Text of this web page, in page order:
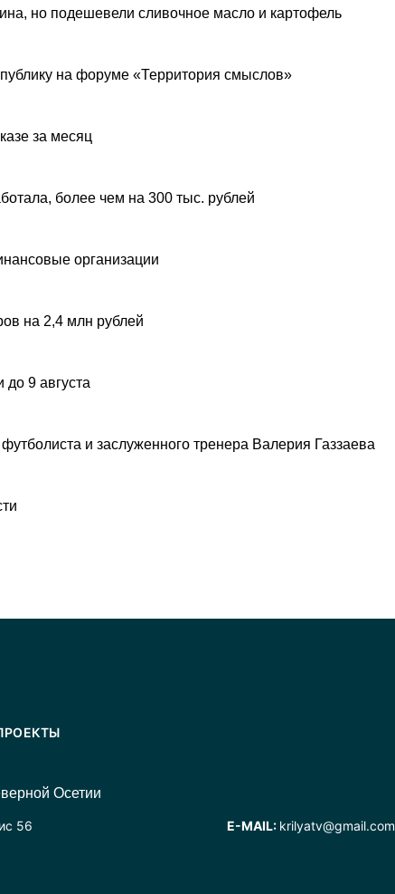
но подешевели сливочное масло и картофель
на форуме «Территория смыслов»
за месяц
более чем на 300 тыс. рублей
организации
на 2,4 млн рублей
9 августа
и заслуженного тренера Валерия Газзаева
Осетии
56 E-MAIL: krilyatv@gmail.com